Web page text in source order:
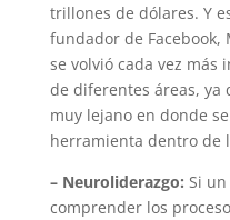
trillones de dólares. Y
fundador de Facebook,
se volvió cada vez más
de diferentes áreas,
muy lejano en donde
herramienta dentro de
– Neuroliderazgo: Si
comprender los